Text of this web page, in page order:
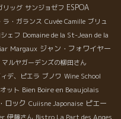
リッグ サンジョゼフ ESPOA
ラ・ガランス Cuvée Camille ブリュ
ェフ Domaine de la St-Jean de la
Margaux ジャン・フォワイヤー
マルヤガーデンズの柳田さん
デ、ピエラ ブノワ Wine School
ット Bien Boire en Beaujolais
ロック Cuiisne Japonaise ピエー